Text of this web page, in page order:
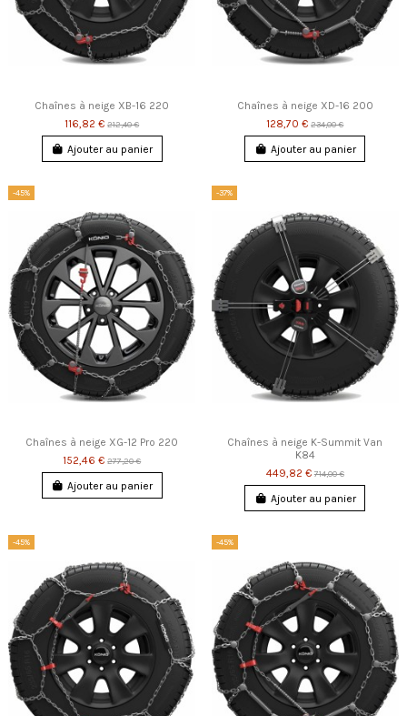
Chaînes à neige XB-16 220
116,82 €212,40 €
Ajouter au panier
Chaînes à neige XD-16 200
128,70 €234,00 €
Ajouter au panier
-45%
Chaînes à neige XG-12 Pro 220
152,46 €277,20 €
Ajouter au panier
-37%
Chaînes à neige K-Summit Van
K84
449,82 €714,00 €
Ajouter au panier
-45% -45%